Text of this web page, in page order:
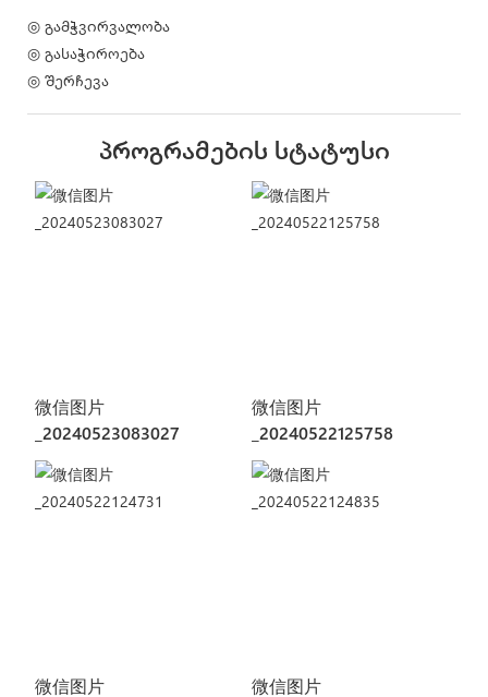
◎ გამჭვირვალობა
◎ გასაჭიროება
◎ შერჩევა
Პროგრამების Სტატუსი
微信图片
_20240523083027
微信图片
_20240522125758
微信图片 微信图片